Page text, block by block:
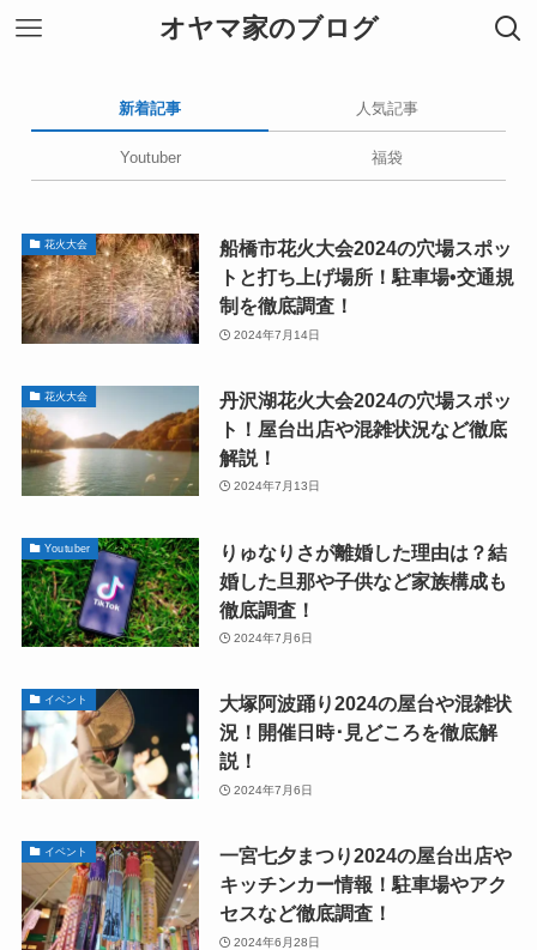
オヤマ家のブログ
新着記事 人気記事
Youtuber 福袋
花火大会
船橋市花火大会2024の穴場スポッ
トと打ち上げ場所！駐車場•交通規
制を徹底調査！
2024年7月14日
花火大会
丹沢湖花火大会2024の穴場スポッ
ト！屋台出店や混雑状況など徹底
解説！
2024年7月13日
Youtuber
りゅなりさが離婚した理由は？結
婚した旦那や子供など家族構成も
徹底調査！
2024年7月6日
イベント
大塚阿波踊り2024の屋台や混雑状
況！開催日時･見どころを徹底解
説！
2024年7月6日
イベント
一宮七夕まつり2024の屋台出店や
キッチンカー情報！駐車場やアク
セスなど徹底調査！
2024年6月28日